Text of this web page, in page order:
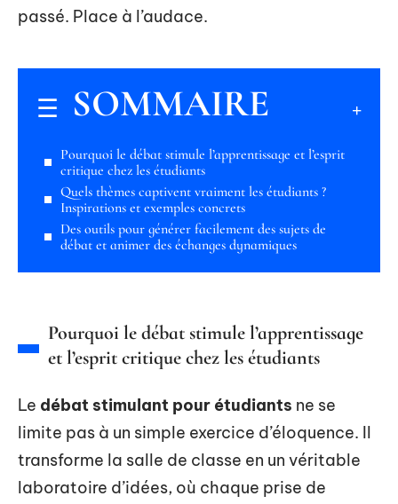
passé. Place à l’audace.
SOMMAIRE
Pourquoi le débat stimule l’apprentissage et l’esprit
critique chez les étudiants
Quels thèmes captivent vraiment les étudiants ?
Inspirations et exemples concrets
Des outils pour générer facilement des sujets de
débat et animer des échanges dynamiques
Pourquoi le débat stimule l’apprentissage
et l’esprit critique chez les étudiants
Le débat stimulant pour étudiants ne se
limite pas à un simple exercice d’éloquence. Il
transforme la salle de classe en un véritable
laboratoire d’idées, où chaque prise de